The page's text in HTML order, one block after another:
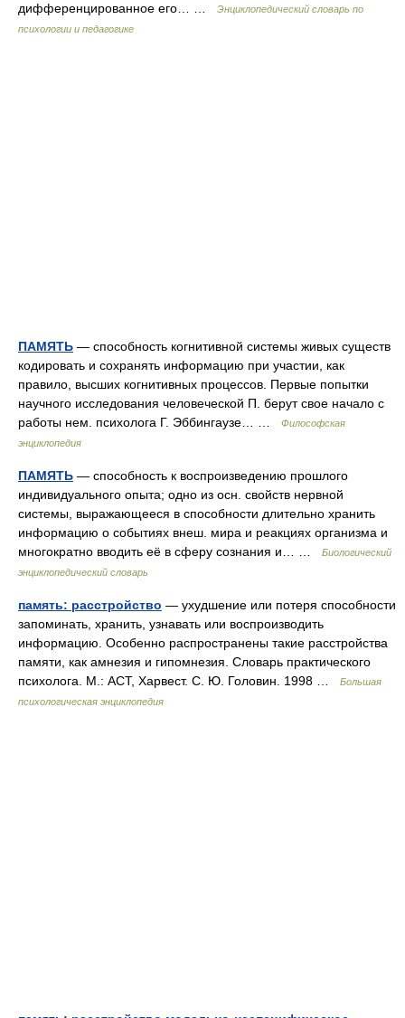
дифференцированное его… …
Энциклопедический словарь по
психологии и педагогике
ПАМЯТЬ — способность когнитивной системы живых существ
кодировать и сохранять информацию при участии, как
правило, высших когнитивных процессов. Первые попытки
научного исследования человеческой П. берут свое начало с
работы нем. психолога Г. Эббингаузе… …
Философская
энциклопедия
ПАМЯТЬ — способность к воспроизведению прошлого
индивидуального опыта; одно из осн. свойств нервной
системы, выражающееся в способности длительно хранить
информацию о событиях внеш. мира и реакциях организма и
многократно вводить её в сферу сознания и… …
Биологический
энциклопедический словарь
память: расстройство — ухудшение или потеря способности
запоминать, хранить, узнавать или воспроизводить
информацию. Особенно распространены такие расстройства
памяти, как амнезия и гипомнезия. Словарь практического
психолога. М.: АСТ, Харвест. С. Ю. Головин. 1998 …
Большая
психологическая энциклопедия